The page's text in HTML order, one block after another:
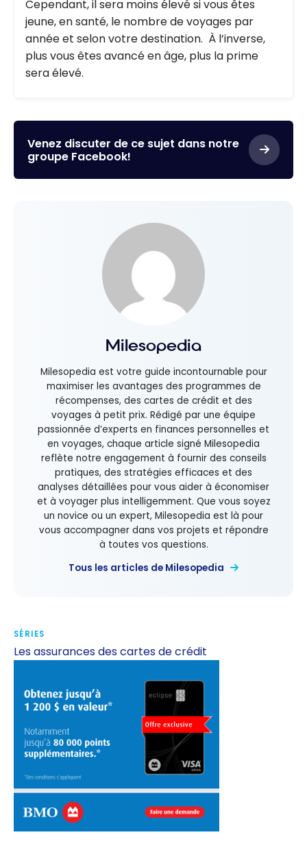
Cependant, il sera moins élevé si vous êtes
jeune, en santé, le nombre de voyages par
année et selon votre destination. À l’inverse,
plus vous êtes avancé en âge, plus la prime
sera élevé.
Venez discuter de ce sujet dans notre
groupe Facebook!
Milesopedia
Milesopedia est votre guide incontournable pour
maximiser les avantages des programmes de
récompenses, des cartes de crédit et des
voyages à petit prix. Rédigé par une équipe
passionnée d’experts en finances personnelles et
en voyages, chaque article signé Milesopedia
reflète notre engagement à fournir des conseils
pratiques, des stratégies efficaces et des
analyses détaillées pour vous aider à économiser
et à voyager plus intelligemment. Que vous soyez
un novice ou un expert, Milesopedia est là pour
vous accompagner dans vos projets et répondre
à toutes vos questions.
Tous les articles de Milesopedia
SÉRIES
Les assurances des cartes de crédit